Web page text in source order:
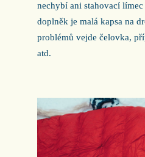
nechybí ani stahovací
doplněk je malá kapsa na
problémů vejde čelovka,
atd.